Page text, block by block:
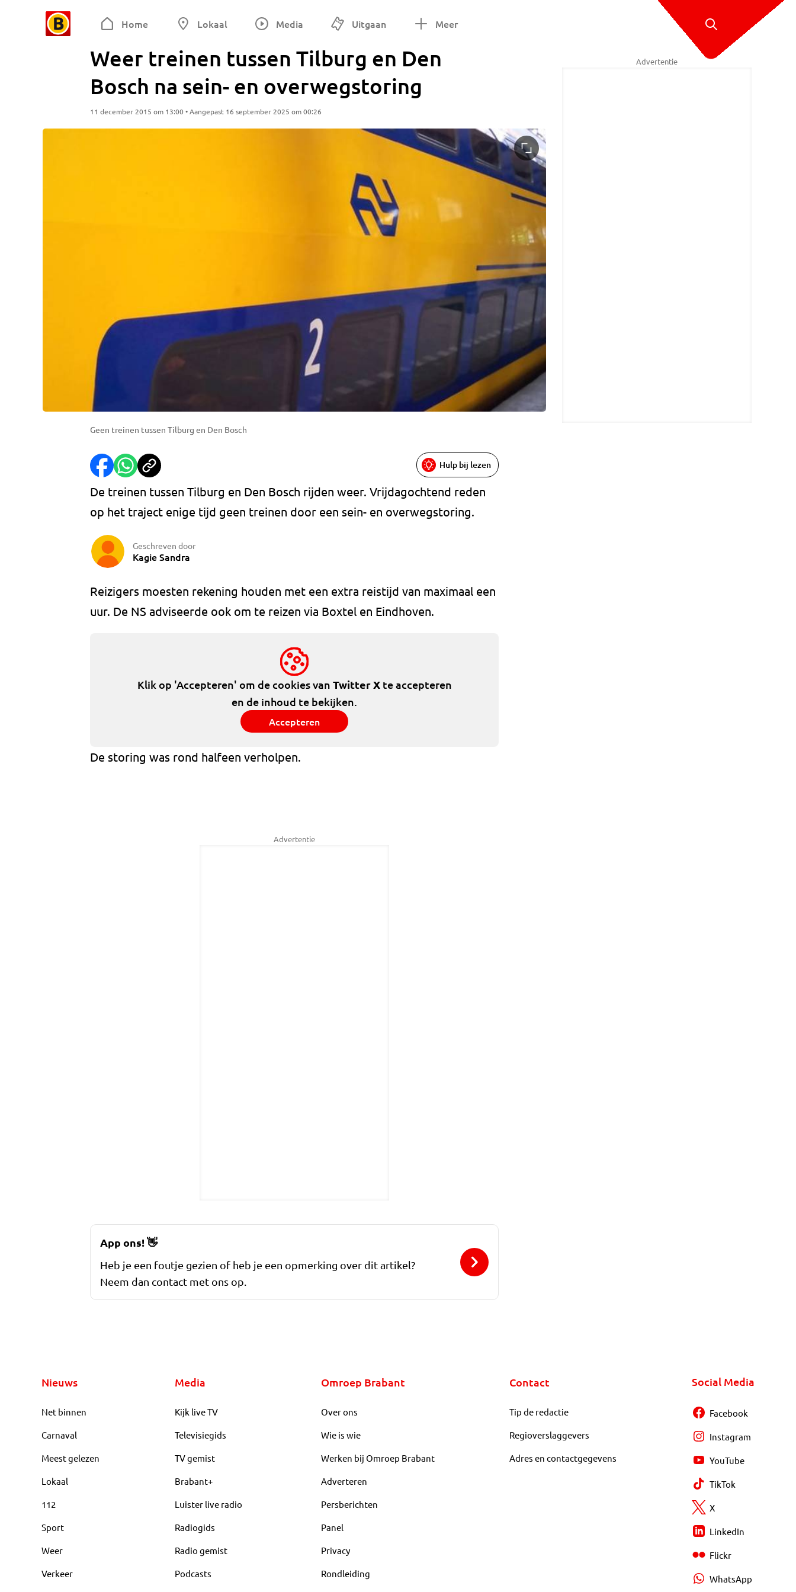
Home Lokaal Media Uitgaan Meer
Weer treinen tussen Tilburg en Den
Bosch na sein- en overwegstoring
11 december 2015 om 13:00 • Aangepast 16 september 2025 om 00:26
Geen treinen tussen Tilburg en Den Bosch
Hulp bij lezen
De treinen tussen Tilburg en Den Bosch rijden weer. Vrijdagochtend reden
op het traject enige tijd geen treinen door een sein- en overwegstoring.
Geschreven door
Kagie Sandra
Reizigers moesten rekening houden met een extra reistijd van maximaal een
uur. De NS adviseerde ook om te reizen via Boxtel en Eindhoven.
Klik op 'Accepteren' om de cookies van Twitter Xte accepteren
en de inhoud te bekijken.
Accepteren
De storing was rond halfeen verholpen.
Advertentie
Advertentie
App ons!👋
Heb je een foutje gezien of heb je een opmerking over dit artikel?
Neem dan contact met ons op.
Nieuws
Net binnen
Carnaval
Meest gelezen
Lokaal
112
Sport
Weer
Verkeer
Media
Kijk live TV
Televisiegids
TV gemist
Brabant+
Luister live radio
Radiogids
Radio gemist
Podcasts
Omroep Brabant
Over ons
Wie is wie
Werken bij Omroep Brabant
Adverteren
Persberichten
Panel
Privacy
Rondleiding
Contact
Tip de redactie
Regioverslaggevers
Adres en contactgegevens
Social Media
Facebook
Instagram
YouTube
TikTok
X
LinkedIn
Flickr
WhatsApp